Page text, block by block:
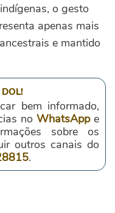
o gesto
apenas mais
e mantido
bem informado,
noWhatsAppe
sobre os
outros canais do
.